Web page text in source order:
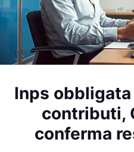
Inps
contributi,
conferma